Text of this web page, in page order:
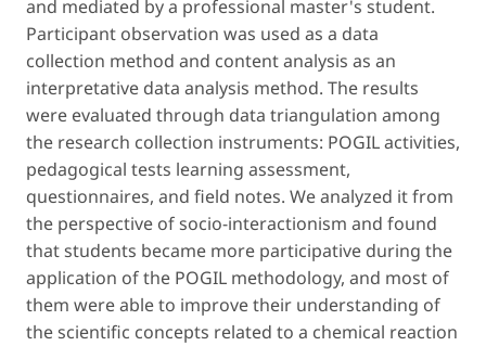
and mediated by a professional master's student.
Participant observation was used as a data
collection method and content analysis as an
interpretative data analysis method. The results
were evaluated through data triangulation among
the research collection instruments: POGIL activities,
pedagogical tests learning assessment,
questionnaires, and field notes. We analyzed it from
the perspective of socio-interactionism and found
that students became more participative during the
application of the POGIL methodology, and most of
them were able to improve their understanding of
the scientific concepts related to a chemical reaction